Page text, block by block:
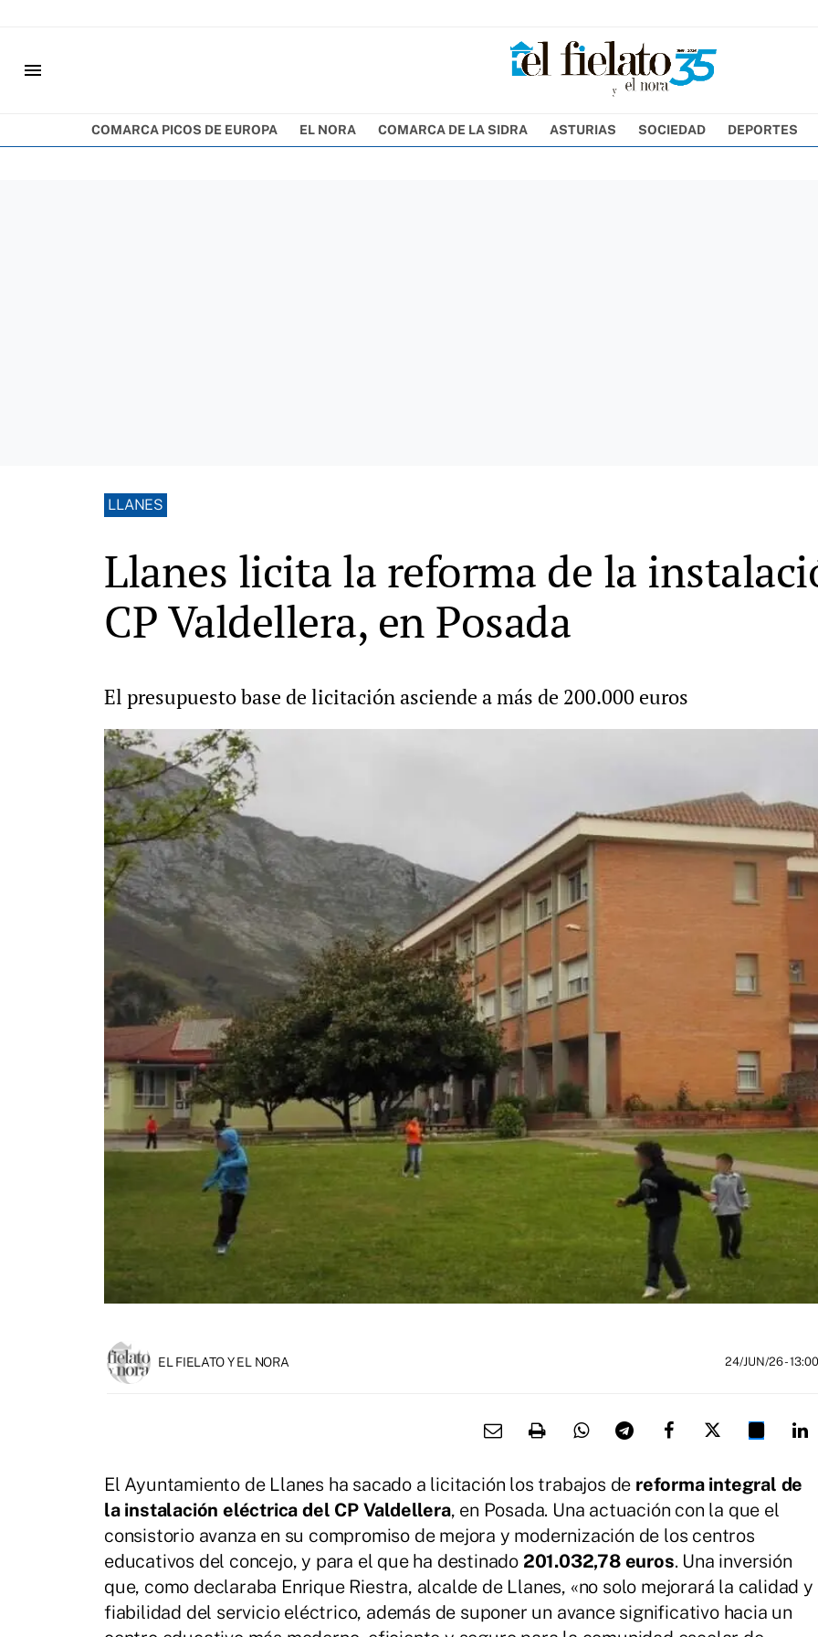
menu
COMARCA PICOS DE EUROPA EL NORA COMARCA DE LA SIDRA ASTURIAS SOCIEDAD DEPORTES
LLANES
Llanes licita la reforma de la
CP Valdellera, en Posada
El presupuesto base de licitación asciende a más de 200.000 euros
EL FIELATO Y EL NORA 24/JUN/26- 13:00
El Ayuntamiento de Llanes ha sacado a licitación los trabajos de reforma integral de
la instalación eléctrica del CP Valdellera, en Posada. Una actuación con la que el
consistorio avanza en su compromiso de mejora y modernización de los centros
educativos del concejo, y para el que ha destinado 201.032,78 euros. Una inversión
que, como declaraba Enrique Riestra, alcalde de Llanes, «no solo mejorará la calidad y
fiabilidad del servicio eléctrico, además de suponer un avance significativo hacia un